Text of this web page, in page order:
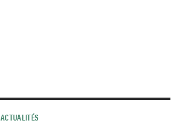
ACTUALITÉS